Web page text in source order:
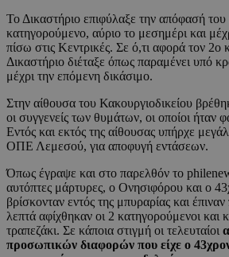
Το Δικαστήριο επιφύλαξε την απόφασή
κατηγορούμενο, αύριο το μεσημέρι και
πίσω στις Κεντρικές. Σε ό,τι αφορά τον 2ο
Δικαστήριο διέταξε όπως παραμένει υπό
μέχρι την επόμενη δικάσιμο.
Στην αίθουσα του Κακουργιοδικείου
οι συγγενείς των θυμάτων, οι οποίοι ήταν
Εντός και εκτός της αίθουσας υπήρχε
ΟΠΕ Λεμεσού, για αποφυγή εντάσεων.
Όπως έγραψε και στο παρελθόν το
αυτόπτες μάρτυρες, ο Ονησιφόρου και ο
βρίσκονταν εντός της μπυραρίας και
λεπτά αφίχθηκαν οι 2 κατηγορούμενοι και
τραπεζάκι. Σε κάποια στιγμή οι τελευταίοι
προσωπικών διαφορών που είχε ο